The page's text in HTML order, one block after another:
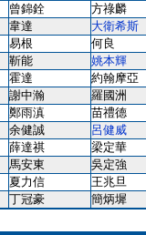
曾錦銓 方祿麟
韋達 大衛希斯
易根 何良
靳能 姚本輝
霍達 約翰摩亞
謝中瀚 羅國洲
鄭雨滇 苗禮德
余健誠 呂健威
薛達祺 梁定華
馬安東 吳定強
夏力信 王兆旦
丁冠豪
簡炳墀